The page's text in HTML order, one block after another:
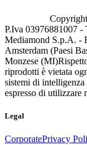
P.Iva 03976881007
Mediamond S.p.A. -
Amsterdam (Paesi
Monzese (MI)
riprodotti è vietata
sistemi di
espresso di utilizzare
Legal
CorporatePrivacy